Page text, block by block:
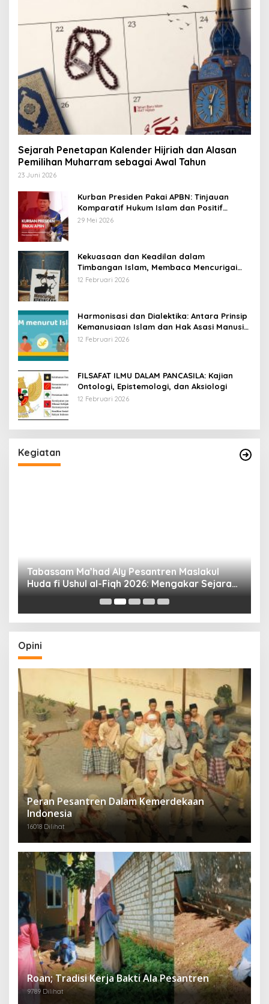
Sejarah Penetapan Kalender Hijriah dan Alasan
Pemilihan Muharram sebagai Awal Tahun
23 Juni 2026
Kurban Presiden Pakai APBN: Tinjauan
Komparatif Hukum Islam dan Positif
Negara
29 Mei 2026
Kekuasaan dan Keadilan dalam
Timbangan Islam, Membaca Mencurigai
Kekuasaan Karya Fitron Nur Iksan
12 Februari 2026
Harmonisasi dan Dialektika: Antara Prinsip
Kemanusiaan Islam dan Hak Asasi Manusia
Universal
12 Februari 2026
FILSAFAT ILMU DALAM PANCASILA: Kajian
Ontologi, Epistemologi, dan Aksiologi
12 Februari 2026
Kegiatan
Tabassam Ma’had Aly Pesantren Maslakul
Huda fi Ushul al-Fiqh 2026: Mengakar Sejarah,
Menjangkau Peradaban”
Opini
Peran Pesantren Dalam Kemerdekaan
Indonesia
16018 Dilihat
Roan; Tradisi Kerja Bakti Ala Pesantren
9789 Dilihat